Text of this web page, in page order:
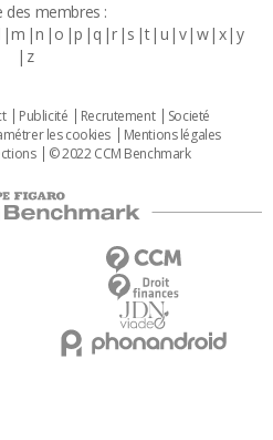
des membres :
m n o p q r s t u v w x y
z
Publicité Recrutement
Societé
les cookies
Mentions légales
© 2022 CCM Benchmark